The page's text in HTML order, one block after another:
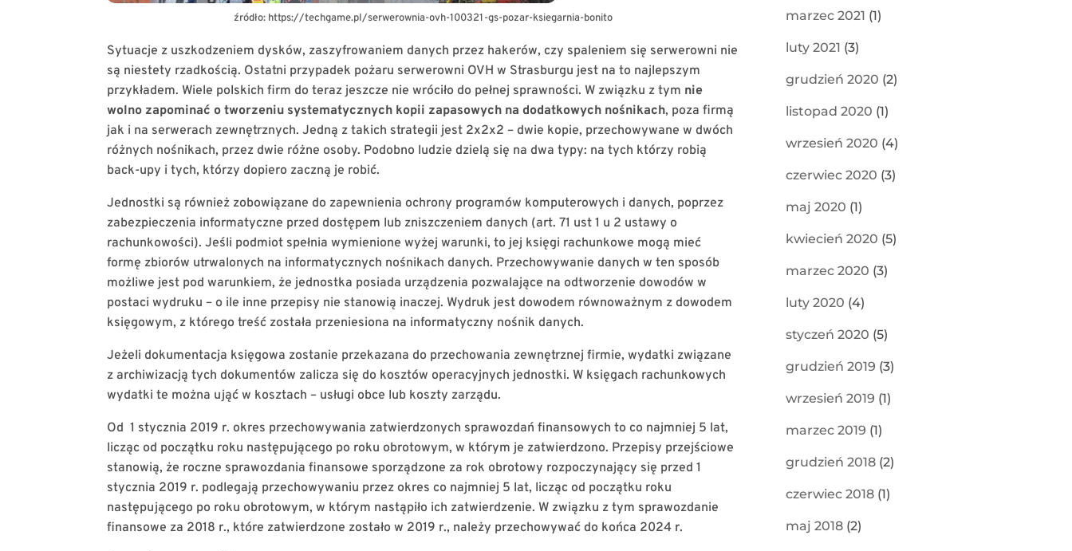
źródło: https://techgame.pl/serwerownia-ovh-100321-gs-pozar-ksiegarnia-bonito
Sytuacje z uszkodzeniem dysków, zaszyfrowaniem danych przez hakerów, czy spaleniem się serwerowni nie
są niestety rzadkością. Ostatni przypadek pożaru serwerowni OVH w Strasburgu jest na to najlepszym
przykładem. Wiele polskich firm do teraz jeszcze nie wróciło do pełnej sprawności. W związku z tym nie
wolno zapominać o tworzeniu systematycznych kopii zapasowych na dodatkowych nośnikach, poza firmą
jak i na serwerach zewnętrznych. Jedną z takich strategii jest 2x2x2 – dwie kopie, przechowywane w dwóch
różnych nośnikach, przez dwie różne osoby. Podobno ludzie dzielą się na dwa typy: na tych którzy robią
back-upy i tych, którzy dopiero zaczną je robić.
Jednostki są również zobowiązane do zapewnienia ochrony programów komputerowych i danych, poprzez
zabezpieczenia informatyczne przed dostępem lub zniszczeniem danych (art. 71 ust 1 u 2 ustawy o
rachunkowości). Jeśli podmiot spełnia wymienione wyżej warunki, to jej księgi rachunkowe mogą mieć
formę zbiorów utrwalonych na informatycznych nośnikach danych. Przechowywanie danych w ten sposób
możliwe jest pod warunkiem, że jednostka posiada urządzenia pozwalające na odtworzenie dowodów w
postaci wydruku – o ile inne przepisy nie stanowią inaczej. Wydruk jest dowodem równoważnym z dowodem
księgowym, z którego treść została przeniesiona na informatyczny nośnik danych.
Jeżeli dokumentacja księgowa zostanie przekazana do przechowania zewnętrznej firmie, wydatki związane
z archiwizacją tych dokumentów zalicza się do kosztów operacyjnych jednostki. W księgach rachunkowych
wydatki te można ująć w kosztach – usługi obce lub koszty zarządu.
Od 1 stycznia 2019 r. okres przechowywania zatwierdzonych sprawozdań finansowych to co najmniej 5 lat,
licząc od początku roku następującego po roku obrotowym, w którym je zatwierdzono. Przepisy przejściowe
stanowią, że roczne sprawozdania finansowe sporządzone za rok obrotowy rozpoczynający się przed 1
stycznia 2019 r. podlegają przechowywaniu przez okres co najmniej 5 lat, licząc od początku roku
następującego po roku obrotowym, w którym nastąpiło ich zatwierdzenie. W związku z tym sprawozdanie
finansowe za 2018 r., które zatwierdzone zostało w 2019 r., należy przechowywać do końca 2024 r.
marzec 2021 (1)
luty 2021 (3)
grudzień 2020 (2)
listopad 2020 (1)
wrzesień 2020 (4)
czerwiec 2020 (3)
maj 2020 (1)
kwiecień 2020 (5)
marzec 2020 (3)
luty 2020 (4)
styczeń 2020 (5)
grudzień 2019 (3)
wrzesień 2019 (1)
marzec 2019 (1)
grudzień 2018 (2)
czerwiec 2018 (1)
maj 2018 (2)